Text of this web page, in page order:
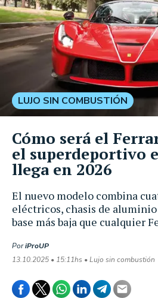
El nuevo modelo combina
eléctricos, chasis de
base más baja que cualquier
PoriProUP
13.10.2025 • 15:11hs • Lujo sin combustión
LUJO SIN COMBUSTIÓN
Cómo será el
el superdeportivo
llega en 2026